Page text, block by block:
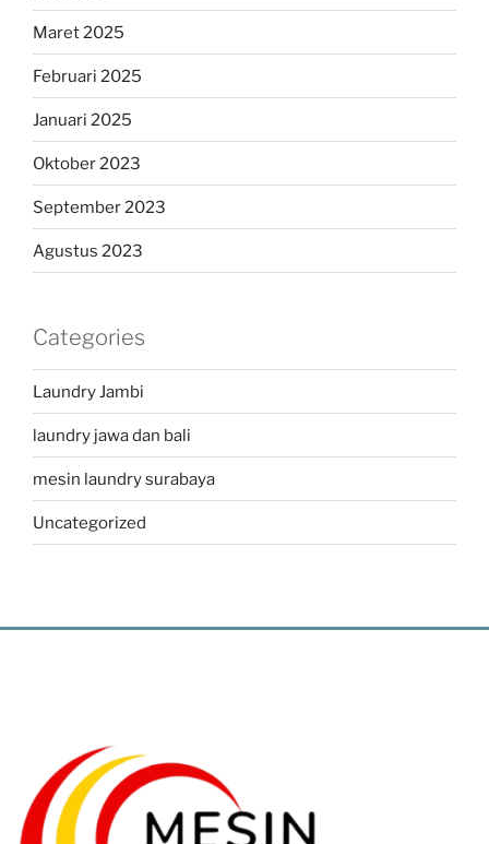
Maret 2025
Februari 2025
Januari 2025
Oktober 2023
September 2023
Agustus 2023
Categories
Laundry Jambi
laundry jawa dan bali
mesin laundry surabaya
Uncategorized